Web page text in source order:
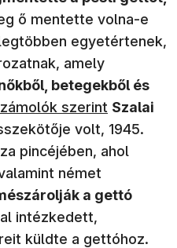
ő mentette volna-e
egyetértenek,
amely
betegekből és
nyílik meg)
szerint Szalai
volt, 1945.
pincéjében, ahol
német
a gettó
intézkedett,
küldte a gettóhoz.